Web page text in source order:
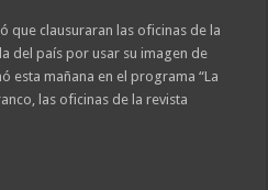
que clausuraran las oficinas de la
del país por usar su imagen de
esta mañana en el programa “La
las oficinas de la revista